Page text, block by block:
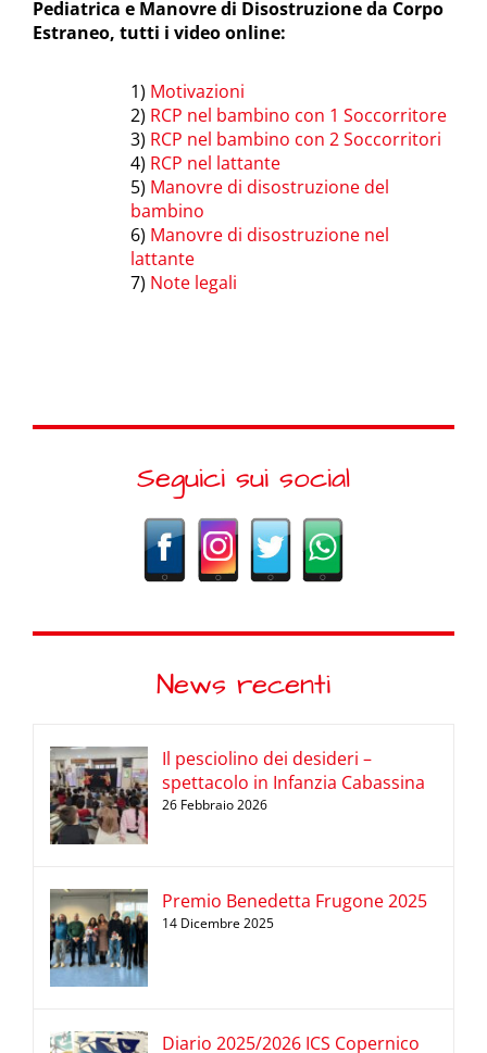
Pediatrica e Manovre di Disostruzione da Corpo
Estraneo, tutti i video online:
1) Motivazioni
2) RCP nel bambino con 1 Soccorritore
3) RCP nel bambino con 2 Soccorritori
4) RCP nel lattante
5) Manovre di disostruzione del
bambino
6) Manovre di disostruzione nel
lattante
7) Note legali
Seguici sui social
News recenti
Il pesciolino dei desideri –
spettacolo in Infanzia Cabassina
26 Febbraio 2026
Premio Benedetta Frugone 2025
14 Dicembre 2025
Diario 2025/2026 ICS Copernico